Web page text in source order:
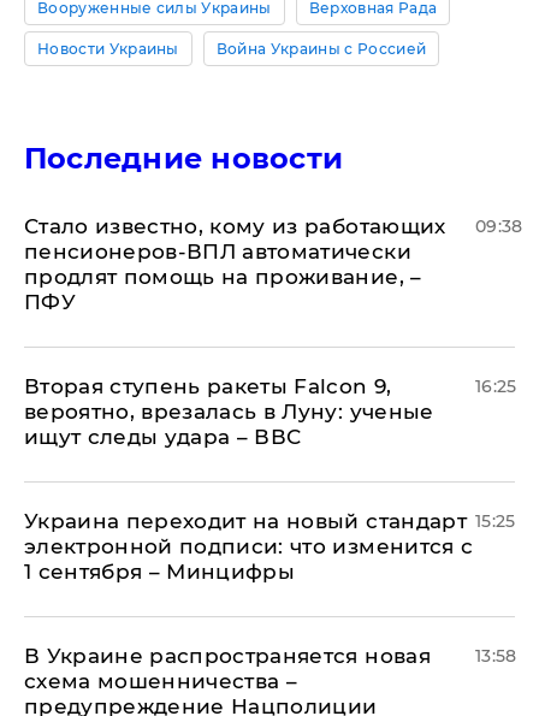
Вооруженные силы Украины Верховная Рада
Новости Украины Война Украины с Россией
Последние новости
Стало известно, кому из работающих
пенсионеров-ВПЛ автоматически
продлят помощь на проживание, –
ПФУ
09:38
Вторая ступень ракеты Falcon 9,
вероятно, врезалась в Луну: ученые
ищут следы удара – ВВС
16:25
Украина переходит на новый стандарт
электронной подписи: что изменится с
1 сентября – Минцифры
15:25
В Украине распространяется новая
схема мошенничества –
предупреждение Нацполиции
13:58